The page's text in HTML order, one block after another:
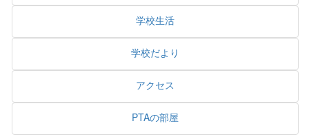
学校生活
学校だより
アクセス
PTAの部屋